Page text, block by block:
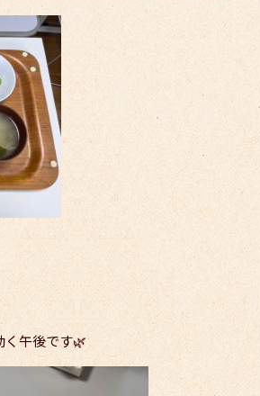
く午後です🌿